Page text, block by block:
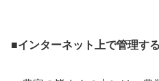
■インターネット上で管理す